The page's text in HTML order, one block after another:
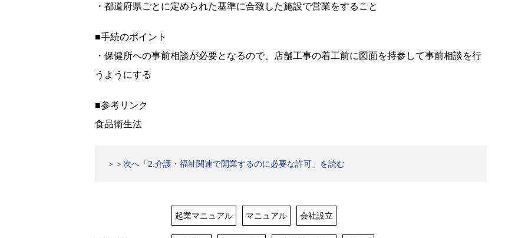
・都道府県ごとに定められた基準に合致した施設で営業をすること
■手続のポイント
・保健所への事前相談が必要となるので、店舗工事の着工前に図面を持参して事前相談を行
うようにする
■参考リンク
食品衛生法
＞＞次へ「2.介護・福祉関連で開業するのに必要な許可」を読む
起業マニュアル マニュアル 会社設立